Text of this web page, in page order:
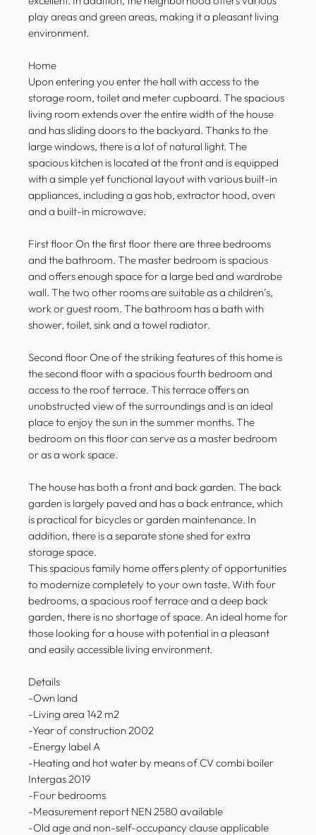
play areas and green areas, making it a pleasant living
environment.
Home
Upon entering you enter the hall with access to the
storage room, toilet and meter cupboard. The spacious
living room extends over the entire width of the house
and has sliding doors to the backyard. Thanks to the
large windows, there is a lot of natural light. The
spacious kitchen is located at the front and is equipped
with a simple yet functional layout with various built-in
appliances, including a gas hob, extractor hood, oven
and a built-in microwave.
First floor On the first floor there are three bedrooms
and the bathroom. The master bedroom is spacious
and offers enough space for a large bed and wardrobe
wall. The two other rooms are suitable as a children’s,
work or guest room. The bathroom has a bath with
shower, toilet, sink and a towel radiator.
Second floor One of the striking features of this home is
the second floor with a spacious fourth bedroom and
access to the roof terrace. This terrace offers an
unobstructed view of the surroundings and is an ideal
place to enjoy the sun in the summer months. The
bedroom on this floor can serve as a master bedroom
or as a work space.
The house has both a front and back garden. The back
garden is largely paved and has a back entrance, which
is practical for bicycles or garden maintenance. In
addition, there is a separate stone shed for extra
storage space.
This spacious family home offers plenty of opportunities
to modernize completely to your own taste. With four
bedrooms, a spacious roof terrace and a deep back
garden, there is no shortage of space. An ideal home for
those looking for a house with potential in a pleasant
and easily accessible living environment.
Details
-Own land
-Living area 142 m2
-Year of construction 2002
-Energy label A
-Heating and hot water by means of CV combi boiler
Intergas 2019
-Four bedrooms
-Measurement report NEN 2580 available
-Old age and non-self-occupancy clause applicable